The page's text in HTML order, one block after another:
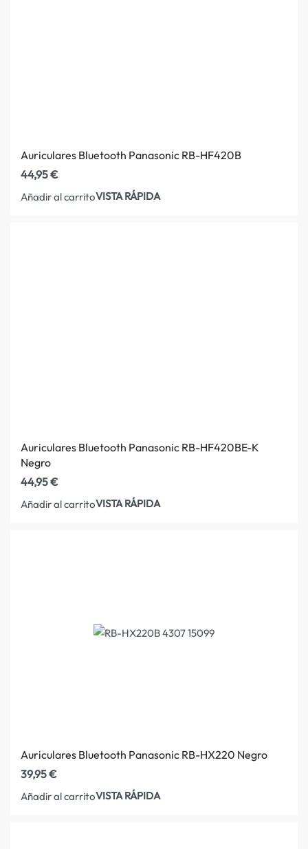
Auriculares Bluetooth Panasonic RB-HF420B
44,95€
Añadir al carritoVISTA RÁPIDA
Auriculares Bluetooth Panasonic RB-HF420BE-K
Negro
44,95€
Añadir al carritoVISTA RÁPIDA
Auriculares Bluetooth Panasonic RB-HX220 Negro
39,95€
Añadir al carritoVISTA RÁPIDA